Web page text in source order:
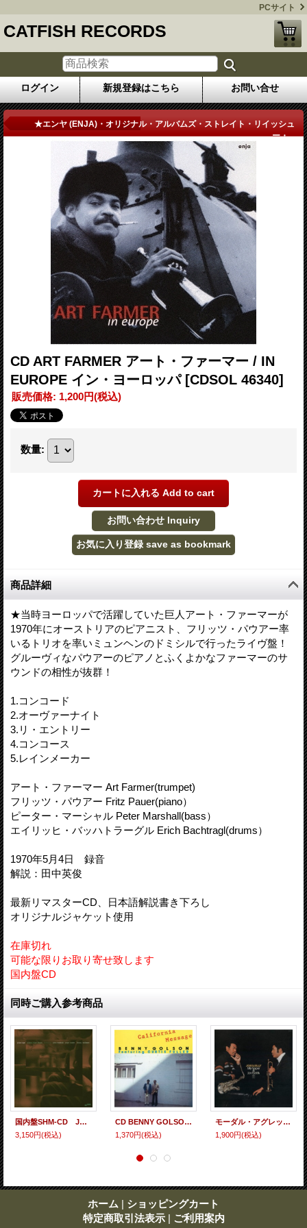
PCサイト
CATFISH RECORDS
ログイン 新規登録はこちら お問い合せ
商品詳細★エンヤ (ENJA)・オリジナル・アルバムズ・ストレイト・リイッシュ
ー・...
CD ART FARMER アート・ファーマー / IN
EUROPE イン・ヨーロッパ [CDSOL 46340]
販売価格: 1,200円(税込)
数量:
商品詳細
★当時ヨーロッパで活躍していた巨人アート・ファーマーが
1970年にオーストリアのピアニスト、フリッツ・パウアー率
いるトリオを率いミュンヘンのドミシルで行ったライヴ盤！
グルーヴィなパウアーのピアノとふくよかなファーマーのサ
ウンドの相性が抜群！
1.コンコード
2.オーヴァーナイト
3.リ・エントリー
4.コンコース
5.レインメーカー
アート・ファーマー Art Farmer(trumpet)
フリッツ・パウアー Fritz Pauer(piano）
ピーター・マーシャル Peter Marshall(bass）
エイリッヒ・バッハトラーグル Erich Bachtragl(drums）
1970年5月4日 録音
解説：田中英俊
最新リマスターCD、日本語解説書き下ろし
オリジナルジャケット使用
在庫切れ
可能な限りお取り寄せ致します
国内盤CD
同時ご購入参考商品
国内盤SHM-CD JULIAN LAGE ジュリアン・ラージ / SCENES FROM ABOVE +1 シーンズ・フロム・アバヴ +1 フォーキー・ブルージーでマイルド・テンダーなひたすら柔和によく歌うギターの寛ぎリリカル・プレイが爽やかに冴えた独自のアメリカーナ・ジャズ世界
3,150円(税込)
CD BENNY GOLSON ベニー・ゴルソン・フィーチャリング・カーティス・フラー / CALIFORNIA MESSAGE カリフォルニア・メッセージ
1,370円(税込)
モーダル・アグレッシヴでちょっとヤバイぐらいの突撃疾走感みなぎった1970年代ならではの生々しいスピリチュアル・バピッシュ・アクション傑作! CD BILLY HARPER & JON FADDIS ビリー・ハーパー & ジョン・ファディス / JON & BILLY ジョン & ビリー
1,900円(税込)
ホーム | ショッピングカート
特定商取引法表示 | ご利用案内